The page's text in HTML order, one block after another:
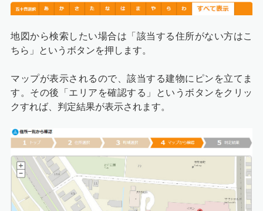
地図から検索したい場合は「該当する住所がない方はこ
ちら」というボタンを押します。
マップが表示されるので、該当する建物にピンを立てま
す。その後「エリアを確認する」というボタンをクリッ
クすれば、判定結果が表示されます。